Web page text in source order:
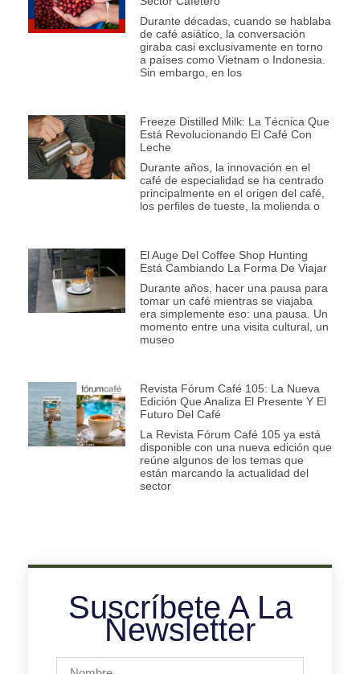
Durante décadas, cuando se hablaba
de café asiático, la conversación
giraba casi exclusivamente en torno
a países como Vietnam o Indonesia.
Sin embargo, en los
Freeze Distilled Milk: La Técnica Que
Está Revolucionando El Café Con
Leche
Durante años, la innovación en el
café de especialidad se ha centrado
principalmente en el origen del café,
los perfiles de tueste, la molienda o
El Auge Del Coffee Shop Hunting
Está Cambiando La Forma De Viajar
Durante años, hacer una pausa para
tomar un café mientras se viajaba
era simplemente eso: una pausa. Un
momento entre una visita cultural, un
museo
Revista Fórum Café 105: La Nueva
Edición Que Analiza El Presente Y El
Futuro Del Café
La Revista Fórum Café 105 ya está
disponible con una nueva edición que
reúne algunos de los temas que
están marcando la actualidad del
sector
Suscríbete A La
Newsletter